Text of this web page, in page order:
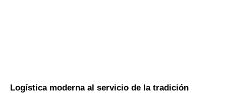
Logística moderna al servicio de la tradición